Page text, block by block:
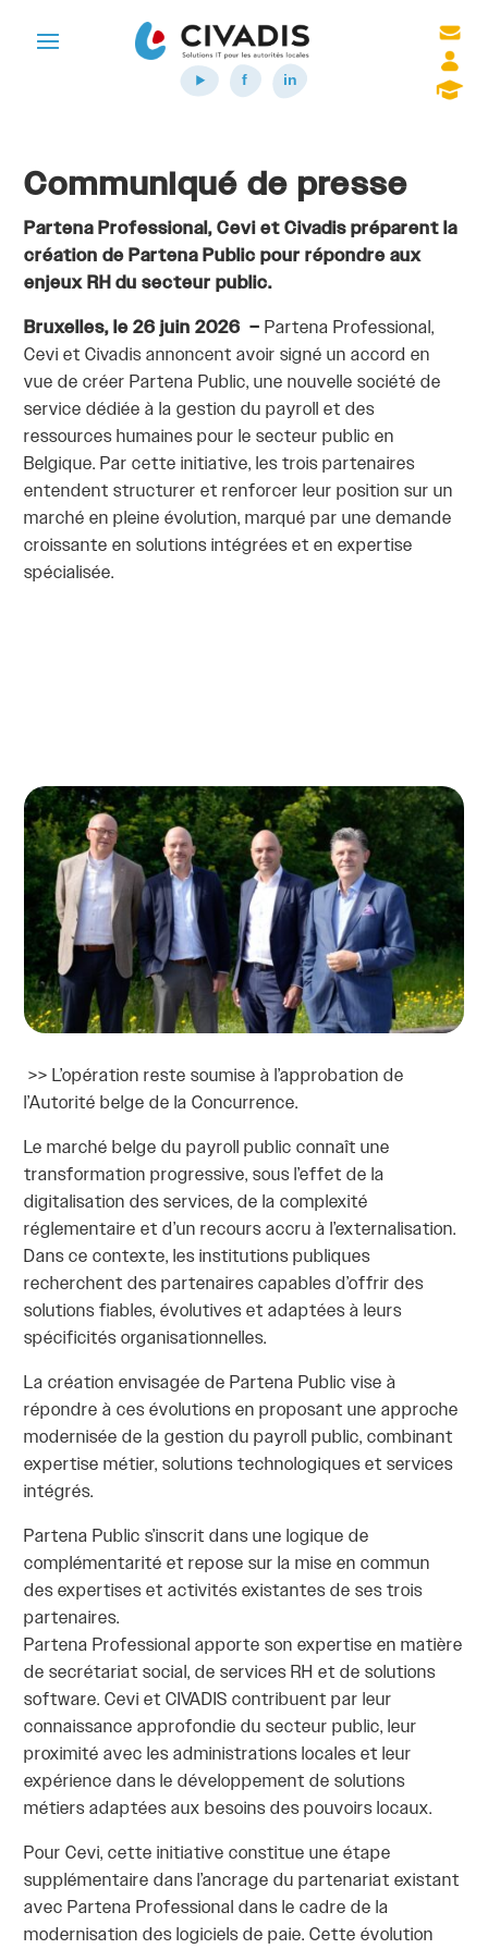
Communiqué de presse
Partena Professional, Cevi et Civadis préparent la
création de Partena Public pour répondre aux
enjeux RH du secteur public.
Bruxelles, le 26 juin 2026 –Partena Professional,
Cevi et Civadis annoncent avoir signé un accord en
vue de créer Partena Public, une nouvelle société de
service dédiée à la gestion du payroll et des
ressources humaines pour le secteur public en
Belgique. Par cette initiative, les trois partenaires
entendent structurer et renforcer leur position sur un
marché en pleine évolution, marqué par une demande
croissante en solutions intégrées et en expertise
spécialisée.
>>L’opération reste soumise à l’approbation de
l’Autorité belge de la Concurrence.
Le marché belge du payroll public connaît une
transformation progressive, sous l’effet de la
digitalisation des services, de la complexité
réglementaire et d’un recours accru à l’externalisation.
Dans ce contexte, les institutions publiques
recherchent des partenaires capables d’offrir des
solutions fiables, évolutives et adaptées à leurs
spécificités organisationnelles.
La création envisagée de Partena Public vise à
répondre à ces évolutions en proposant une approche
modernisée de la gestion du payroll public, combinant
expertise métier, solutions technologiques et services
intégrés.
Partena Public s’inscrit dans une logique de
complémentarité et repose sur la mise en commun
des expertises et activités existantes de ses trois
partenaires.
Partena Professional apporte son expertise en matière
de secrétariat social, de services RH et de solutions
software. Cevi et CIVADIS contribuent par leur
connaissance approfondie du secteur public, leur
proximité avec les administrations locales et leur
expérience dans le développement de solutions
métiers adaptées aux besoins des pouvoirs locaux.
Pour Cevi, cette initiative constitue une étape
supplémentaire dans l’ancrage du partenariat existant
avec Partena Professional dans le cadre de la
modernisation des logiciels de paie. Cette évolution